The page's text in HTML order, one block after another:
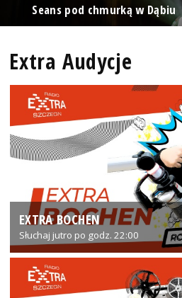
Seans pod chmurką w Dąbiu
Extra Audycje
EXTRA BOCHEN
Słuchaj jutro po godz. 22:00